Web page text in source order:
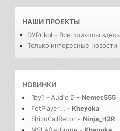
НАШИ ПРОЕКТЫ
DVPrikol - Все приколы здесь
Только интересные новости
НОВИНКИ
1by1 - Audio D - Nemec555
PotPlayer... - Kheyoka
ShizuCallRecor - Ninja_H2R
MSI Afterburne - Kheyoka